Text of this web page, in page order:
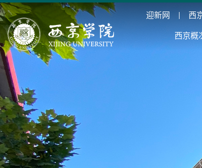
迎新网 西
西京概